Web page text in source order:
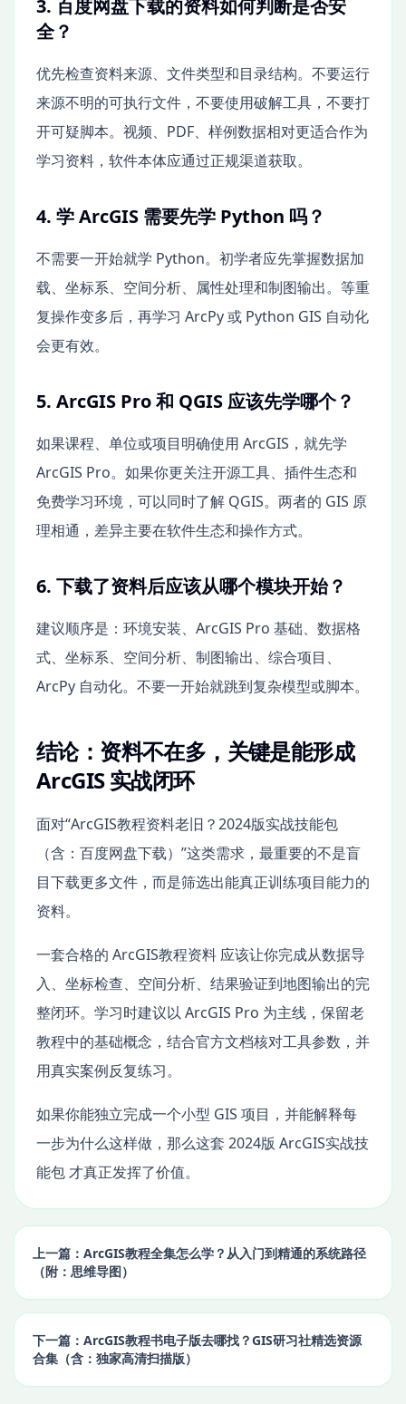
3. 百度网盘下载的资料如何判断是否安
全？
优先检查资料来源、文件类型和目录结构。不要运行
来源不明的可执行文件，不要使用破解工具，不要打
开可疑脚本。视频、PDF、样例数据相对更适合作为
学习资料，软件本体应通过正规渠道获取。
4. 学 ArcGIS 需要先学 Python 吗？
不需要一开始就学 Python。初学者应先掌握数据加
载、坐标系、空间分析、属性处理和制图输出。等重
复操作变多后，再学习 ArcPy 或 Python GIS 自动化
会更有效。
5. ArcGIS Pro 和 QGIS 应该先学哪个？
如果课程、单位或项目明确使用 ArcGIS，就先学
ArcGIS Pro。如果你更关注开源工具、插件生态和
免费学习环境，可以同时了解 QGIS。两者的 GIS 原
理相通，差异主要在软件生态和操作方式。
6. 下载了资料后应该从哪个模块开始？
建议顺序是：环境安装、ArcGIS Pro 基础、数据格
式、坐标系、空间分析、制图输出、综合项目、
ArcPy 自动化。不要一开始就跳到复杂模型或脚本。
结论：资料不在多，关键是能形成
ArcGIS 实战闭环
面对“ArcGIS教程资料老旧？2024版实战技能包
（含：百度网盘下载）”这类需求，最重要的不是盲
目下载更多文件，而是筛选出能真正训练项目能力的
资料。
一套合格的 ArcGIS教程资料 应该让你完成从数据导
入、坐标检查、空间分析、结果验证到地图输出的完
整闭环。学习时建议以 ArcGIS Pro 为主线，保留老
教程中的基础概念，结合官方文档核对工具参数，并
用真实案例反复练习。
如果你能独立完成一个小型 GIS 项目，并能解释每
一步为什么这样做，那么这套 2024版 ArcGIS实战技
能包 才真正发挥了价值。
上一篇：ArcGIS教程全集怎么学？从入门到精通的系统路径
（附：思维导图）
下一篇：ArcGIS教程书电子版去哪找？GIS研习社精选资源
合集（含：独家高清扫描版）